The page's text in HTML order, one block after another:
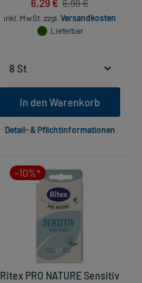
6,99 €
inkl. MwSt. zzgl. Versandkosten
Lieferbar
In den Warenkorb
Detail- & Pflichtinformationen
-10%*
Ritex PRO NATURE Sensitiv